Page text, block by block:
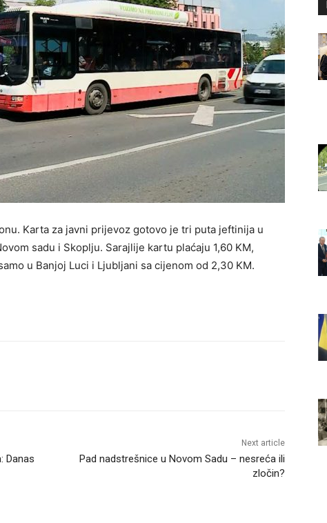
Karta za javni prijevoz gotovo je tri puta jeftinija u
sadu i Skoplju. Sarajlije kartu plaćaju 1,60 KM,
u Banjoj Luci i Ljubljani sa cijenom od 2,30 KM.
Danas
Next article
Pad nadstrešnice u Novom Sadu – nesreća ili
zločin?